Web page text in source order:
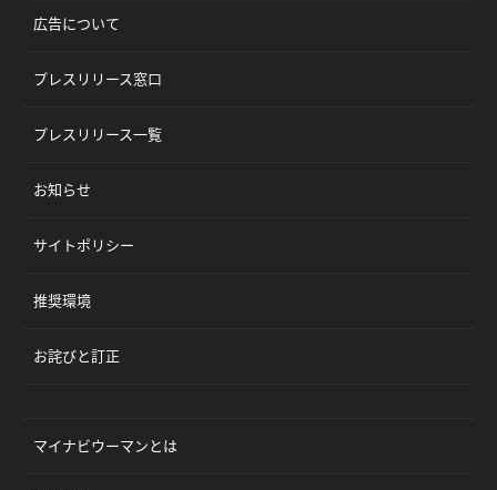
広告について
プレスリリース窓口
プレスリリース一覧
お知らせ
サイトポリシー
推奨環境
お詫びと訂正
マイナビウーマンとは